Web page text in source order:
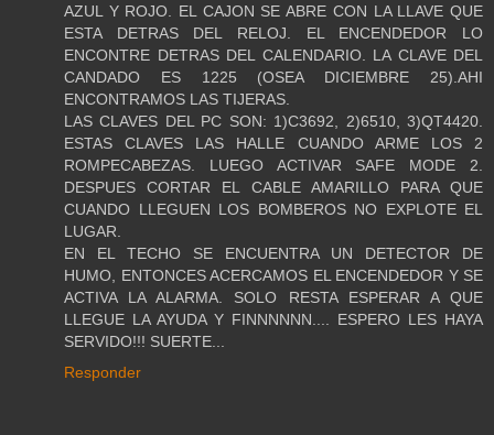
AZUL Y ROJO. EL CAJON SE ABRE CON LA LLAVE QUE
ESTA DETRAS DEL RELOJ. EL ENCENDEDOR LO
ENCONTRE DETRAS DEL CALENDARIO. LA CLAVE DEL
CANDADO ES 1225 (OSEA DICIEMBRE 25).AHI
ENCONTRAMOS LAS TIJERAS.
LAS CLAVES DEL PC SON: 1)C3692, 2)6510, 3)QT4420.
ESTAS CLAVES LAS HALLE CUANDO ARME LOS 2
ROMPECABEZAS. LUEGO ACTIVAR SAFE MODE 2.
DESPUES CORTAR EL CABLE AMARILLO PARA QUE
CUANDO LLEGUEN LOS BOMBEROS NO EXPLOTE EL
LUGAR.
EN EL TECHO SE ENCUENTRA UN DETECTOR DE
HUMO, ENTONCES ACERCAMOS EL ENCENDEDOR Y SE
ACTIVA LA ALARMA. SOLO RESTA ESPERAR A QUE
LLEGUE LA AYUDA Y FINNNNNN.... ESPERO LES HAYA
SERVIDO!!! SUERTE...
Responder